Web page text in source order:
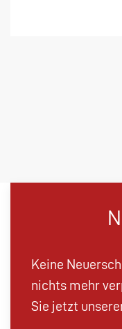
Keine
nichts mehr
Sie jetzt